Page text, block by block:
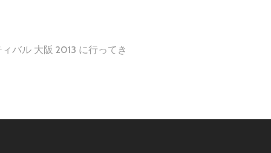
バル 大阪 2013 に行ってき